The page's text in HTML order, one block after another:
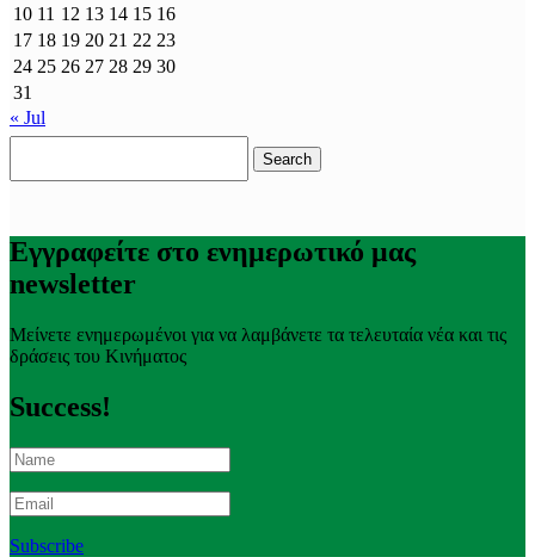
10 11 12 13 14 15 16
17 18 19 20 21 22 23
24 25 26 27 28 29 30
31
« Jul
Εγγραφείτε στο ενημερωτικό μας
newsletter
Μείνετε ενημερωμένοι για να λαμβάνετε τα τελευταία νέα και τις
δράσεις του Κινήματος
Success!
Subscribe